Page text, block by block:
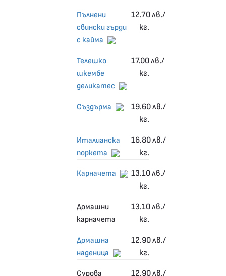
Пълнени
свински гърди
с кайма
12.70лв./
кг.
Телешко
шкембе
деликатес
17.00лв./
кг.
Създърма 19.60лв./
кг.
Италианска
поркета
16.80лв./
кг.
Карначета 13.10лв./
кг.
Домашни
карначета
13.10лв./
кг.
Домашна
наденица
12.90лв./
кг.
Сурова 12.90лв./